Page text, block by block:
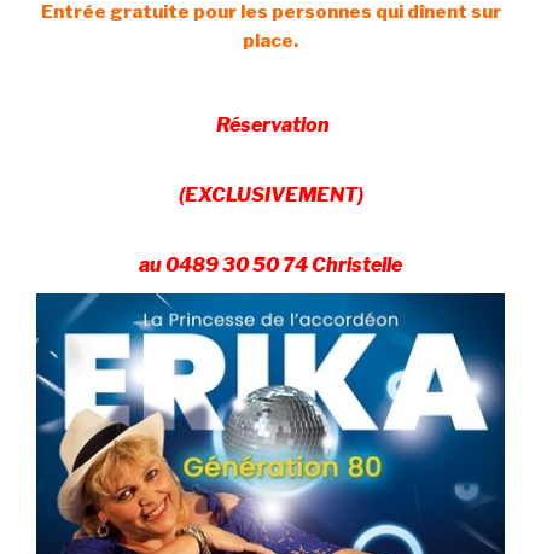
Entrée gratuite pour les personnes qui dînent sur
place.
Réservation
(EXCLUSIVEMENT)
au0489 30 50 74 Christelle